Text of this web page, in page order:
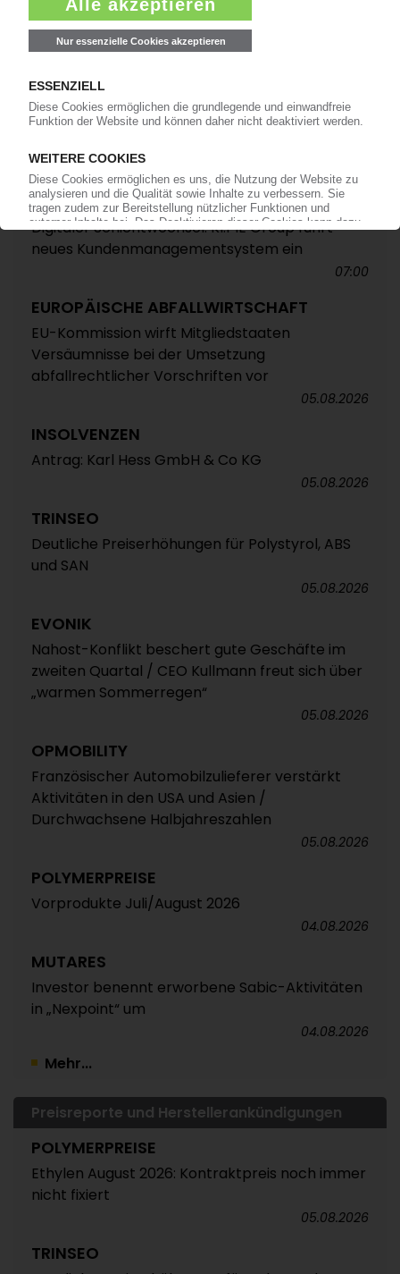
Nachrichten
Hohe Dynamik im zweiten Quartal /
Serienanläufe für E-Mobilität befeuern das
IN EIGENER SACHE
Digitaler Schichtwechsel: KI.PIE Group führt
neues Kundenmanagementsystem ein
07:00
EUROPÄISCHE ABFALLWIRTSCHAFT
EU-Kommission wirft Mitgliedstaaten
Versäumnisse bei der Umsetzung
abfallrechtlicher Vorschriften vor
05.08.2026
INSOLVENZEN
Antrag: Karl Hess GmbH & Co KG
05.08.2026
TRINSEO
Deutliche Preiserhöhungen für Polystyrol, ABS
und SAN
05.08.2026
EVONIK
Nahost-Konflikt beschert gute Geschäfte im
zweiten Quartal / CEO Kullmann freut sich über
„warmen Sommerregen“
05.08.2026
OPMOBILITY
Französischer Automobilzulieferer verstärkt
Aktivitäten in den USA und Asien /
Durchwachsene Halbjahreszahlen
05.08.2026
POLYMERPREISE
Vorprodukte Juli/August 2026
04.08.2026
MUTARES
Investor benennt erworbene Sabic-Aktivitäten
in „Nexpoint“ um
04.08.2026
Mehr...
Preisreporte und Herstellerankündigungen
POLYMERPREISE
Ethylen August 2026: Kontraktpreis noch immer
nicht fixiert
05.08.2026
TRINSEO